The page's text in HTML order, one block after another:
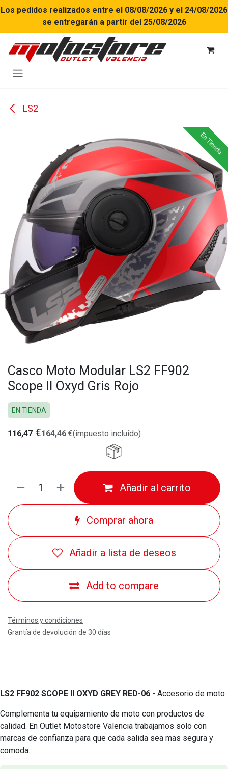
Ir al contenido
Los pedidos realizados entre el 08/08/2026 y el 24/08/2026
se entregarán a partir del 25/08/2026
LS2
En Tienda
En Tienda
Casco Moto Modular LS2 FF902
Scope II Oxyd Gris Rojo
EN TIENDA
116,47 €164,46€(impuesto incluido)
Añadir al carrito
Comprar ahora
Add to compare
Añadir a lista de deseos
Términos y condiciones
Grantía de devolución de 30 días
LS2 FF902 SCOPE II OXYD GREY RED-06 - Accesorio de moto
Complementa tu equipamiento de moto con productos de
calidad. En Outlet Motostore Valencia trabajamos solo con
marcas de confianza para que cada salida sea mas segura y
comoda.